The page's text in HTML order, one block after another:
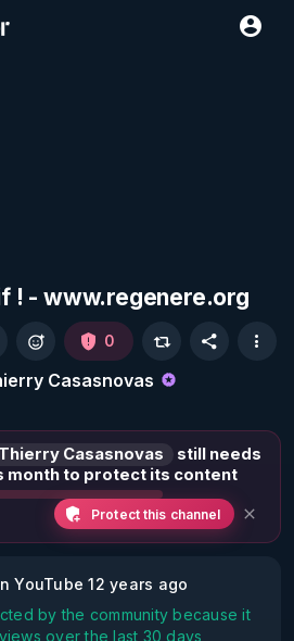
! - www.regenere.org
Casasnovas
0
Casasnovas
still needs
month to protect its content
Protect this channel
YouTube 12 years ago
by the community because it
over the last 30 days